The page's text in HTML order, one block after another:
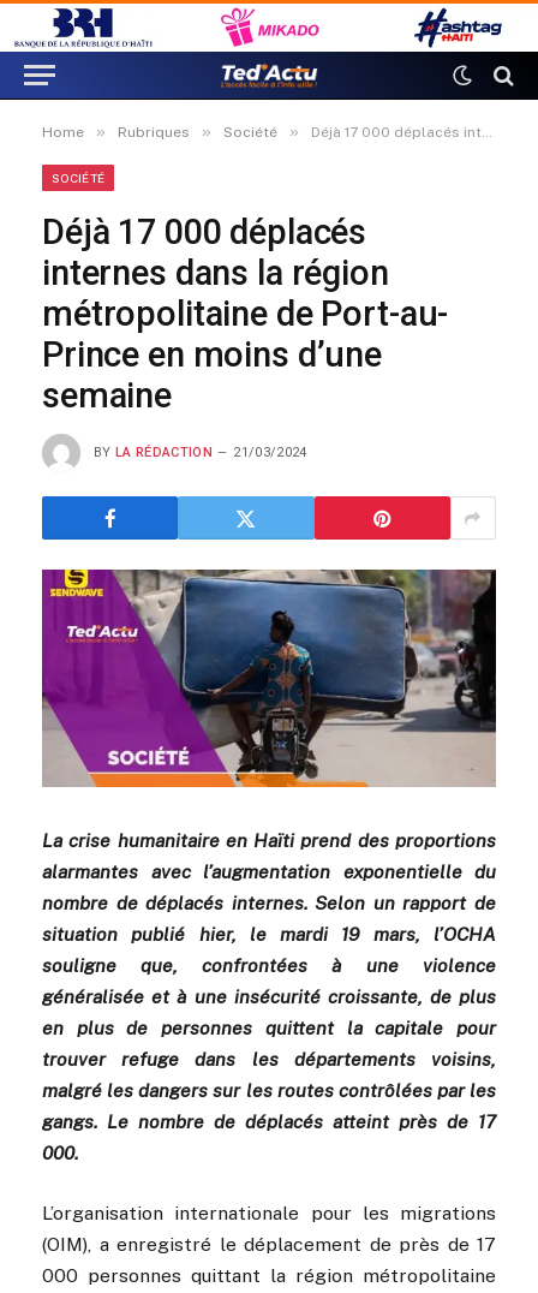
Home » Rubriques » Société » Déjà 17 000 déplacés internes dans la région métropolitaine de Port-au-Prince en moins d’une semaine
SOCIÉTÉ
Déjà 17 000 déplacés
internes dans la région
métropolitaine de Port-au-
Prince en moins d’une
semaine
BY LA RÉDACTION 21/03/2024
La crise humanitaire en Haïti prend des proportions
alarmantes avec l’augmentation exponentielle du
nombre de déplacés internes. Selon un rapport de
situation publié hier, le mardi 19 mars, l’OCHA
souligne que, confrontées à une violence
généralisée et à une insécurité croissante, de plus
en plus de personnes quittent la capitale pour
trouver refuge dans les départements voisins,
malgré les dangers sur les routes contrôlées par les
gangs. Le nombre de déplacés atteint près de 17
000.
L’organisation internationale pour les migrations
(OIM), a enregistré le déplacement de près de 17
000 personnes quittant la région métropolitaine